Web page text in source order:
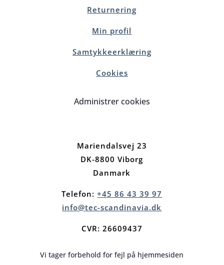
Returnering
Min profil
Samtykkeerklæring
Cookies
Administrer cookies
Mariendalsvej 23
DK-8800 Viborg
Danmark
Telefon:+45 86 43 39 97
info@tec-scandinavia.dk
CVR: 26609437
Vi tager forbehold for fejl på hjemmesiden